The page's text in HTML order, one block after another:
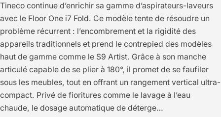
Tineco continue d’enrichir sa gamme d’aspirateurs-laveurs
avec le Floor One i7 Fold. Ce modèle tente de résoudre un
problème récurrent : l’encombrement et la rigidité des
appareils traditionnels et prend le contrepied des modèles
haut de gamme comme le S9 Artist. Grâce à son manche
articulé capable de se plier à 180°, il promet de se faufiler
sous les meubles, tout en offrant un rangement vertical ultra-
compact. Privé de fioritures comme le lavage à l’eau
chaude, le dosage automatique de déterge…